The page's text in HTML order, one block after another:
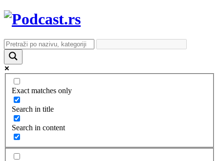
Exact matches only
Search in title
Search in content